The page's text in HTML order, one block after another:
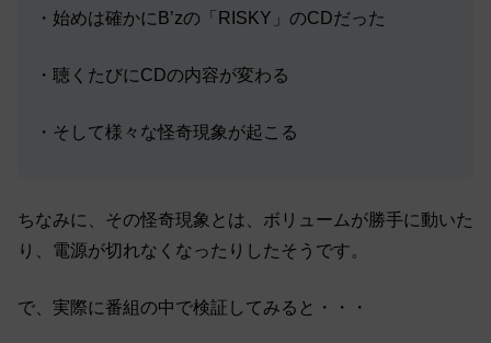
・始めは確かにB’zの「RISKY」のCDだった
・聴くたびにCDの内容が変わる
・そして様々な怪奇現象が起こる
ちなみに、その怪奇現象とは、ボリュームが勝手に動いた
り、電源が切れなくなったりしたそうです。
で、実際に番組の中で検証してみると・・・